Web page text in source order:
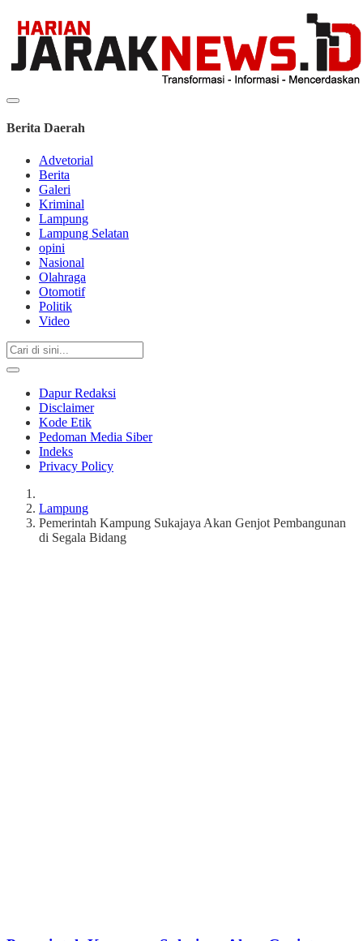
Berita Daerah
Advetorial
Berita
Galeri
Kriminal
Lampung
Lampung Selatan
opini
Nasional
Olahraga
Otomotif
Politik
Video
Dapur Redaksi
Disclaimer
Kode Etik
Pedoman Media Siber
Indeks
Privacy Policy
Lampung
Pemerintah Kampung Sukajaya Akan Genjot Pembangunan
di Segala Bidang